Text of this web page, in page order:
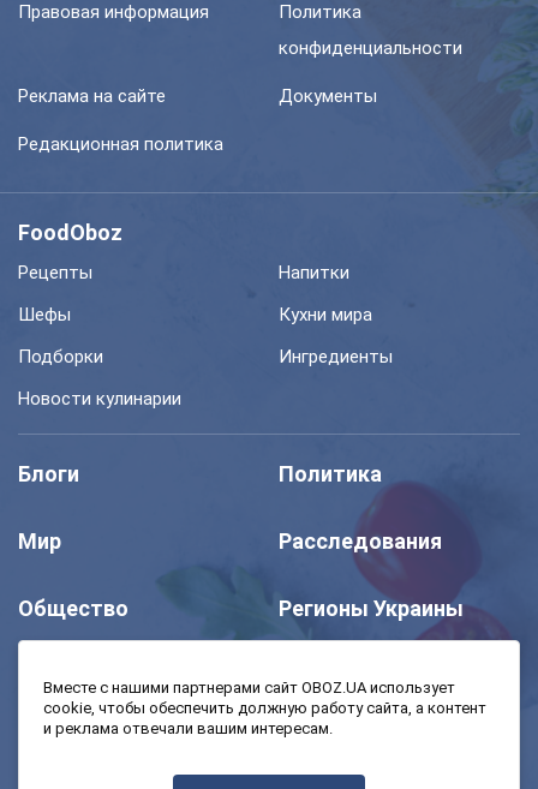
Правовая информация
Политика
конфиденциальности
Реклама на сайте Документы
Редакционная политика
FoodOboz
Рецепты
Напитки
Шефы
Кухни мира
Подборки
Ингредиенты
Новости кулинарии
Блоги Политика
Мир Расследования
Общество Регионы Украины
Моя школа Авто
Вместе с нашими партнерами сайт OBOZ.UA использует
cookie, чтобы обеспечить должную работу сайта, а контент
и реклама отвечали вашим интересам.